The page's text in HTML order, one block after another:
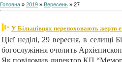
Головна » 2019 » Вересень » 27
У Більшівцях перепоховають жертв
Цієї неділі, 29 вересня, в селищі
богослужіння очолить